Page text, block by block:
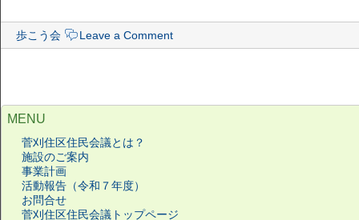
歩こう会 Leave a Comment
MENU
菅刈住区住民会議とは？
施設のご案内
事業計画
活動報告（令和７年度）
お問合せ
菅刈住区住民会議トップページ